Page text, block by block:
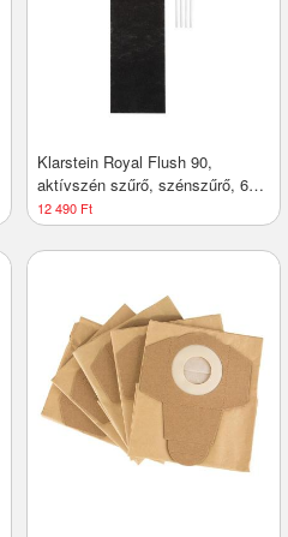
Klarstein Royal Flush 90,
aktívszén szűrő, szénszűrő, 67
x 16,7 cm
12 490 Ft